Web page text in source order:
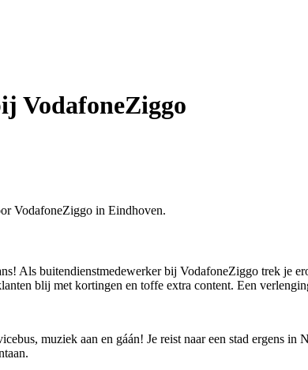
VodafoneZiggo
VodafoneZiggo in Eindhoven.
Als buitendienstmedewerker bij VodafoneZiggo trek je
blij met kortingen en toffe extra content. Een
muziek aan en gáán! Je reist naar een stad ergens